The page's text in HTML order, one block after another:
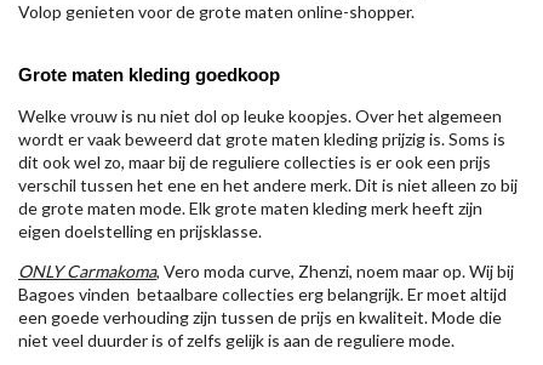
Volop genieten voor de grote maten online-shopper.
Grote maten kleding goedkoop
Welke vrouw is nu niet dol op leuke koopjes. Over het algemeen
wordt er vaak beweerd dat grote maten kleding prijzig is. Soms is
dit ook wel zo, maar bij de reguliere collecties is er ook een prijs
verschil tussen het ene en het andere merk. Dit is niet alleen zo bij
de grote maten mode. Elk grote maten kleding merk heeft zijn
eigen doelstelling en prijsklasse.
ONLY Carmakoma, Vero moda curve, Zhenzi, noem maar op. Wij bij
Bagoes vinden betaalbare collecties erg belangrijk. Er moet altijd
een goede verhouding zijn tussen de prijs en kwaliteit. Mode die
niet veel duurder is of zelfs gelijk is aan de reguliere mode.